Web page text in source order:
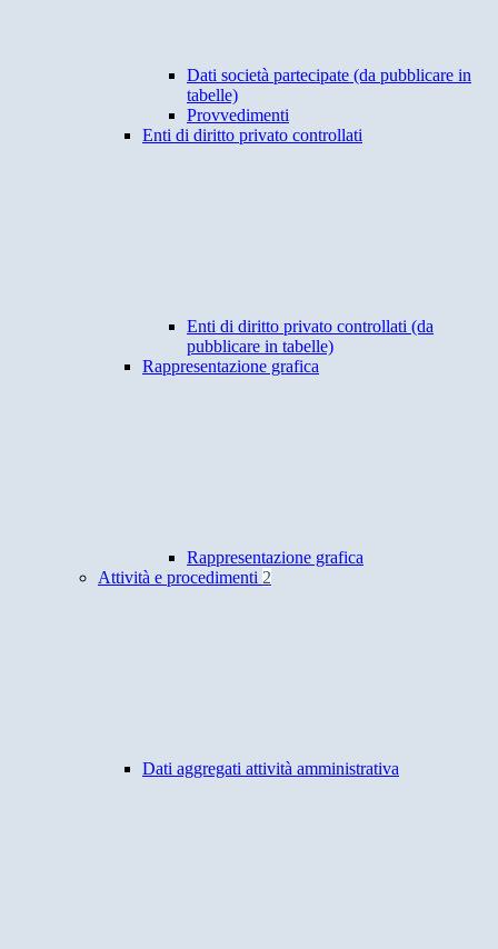
Dati società partecipate (da pubblicare in
tabelle)
Provvedimenti
Enti di diritto privato controllati
Enti di diritto privato controllati (da
pubblicare in tabelle)
Rappresentazione grafica
Rappresentazione grafica
Attività e procedimenti 2
Dati aggregati attività amministrativa